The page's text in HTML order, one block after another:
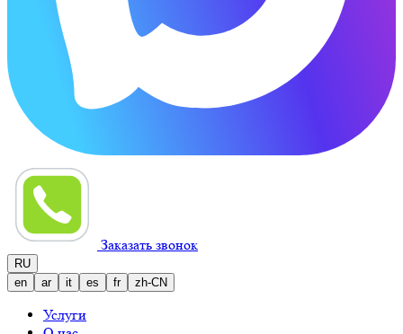
Заказать звонок
RU
en
ar it es fr zh-CN
Услуги